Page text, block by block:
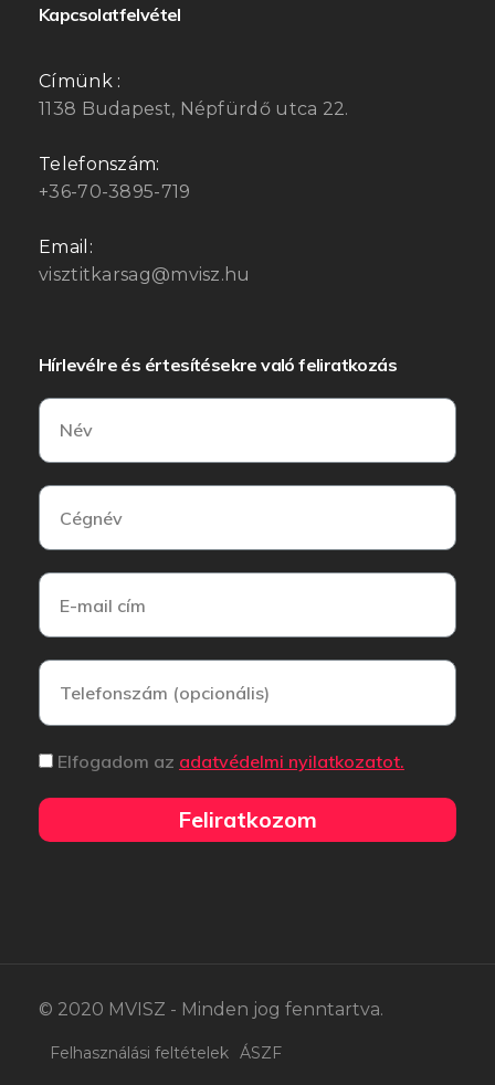
Kapcsolatfelvétel
Címünk :
1138 Budapest, Népfürdő utca 22.
Telefonszám:
+36-70-3895-719
Email:
visztitkarsag@mvisz.hu
Hírlevélre és értesítésekre való feliratkozás
Elfogadom az adatvédelmi nyilatkozatot.
Feliratkozom
© 2020 MVISZ - Minden jog fenntartva.
Felhasználási feltételek ÁSZF